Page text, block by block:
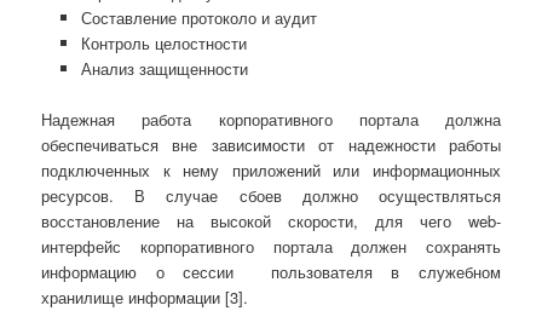
Составление протоколо и аудит
Контроль целостности
Анализ защищенности
Надежная работа корпоративного портала должна
обеспечиваться вне зависимости от надежности работы
подключенных к нему приложений или информационных
ресурсов. В случае сбоев должно осуществляться
восстановление на высокой скорости, для чего web-
интерфейс корпоративного портала должен сохранять
информацию о сессии пользователя в служебном
хранилище информации [3].